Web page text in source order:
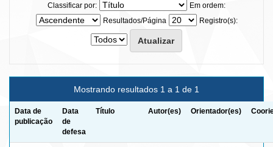
Classificar por:
Em ordem:
Resultados/Página
Registro(s):
Mostrando resultados 1 a 1 de 1
Data de
publicação
Data
de
defesa
Título Autor(es) Orientador(es)